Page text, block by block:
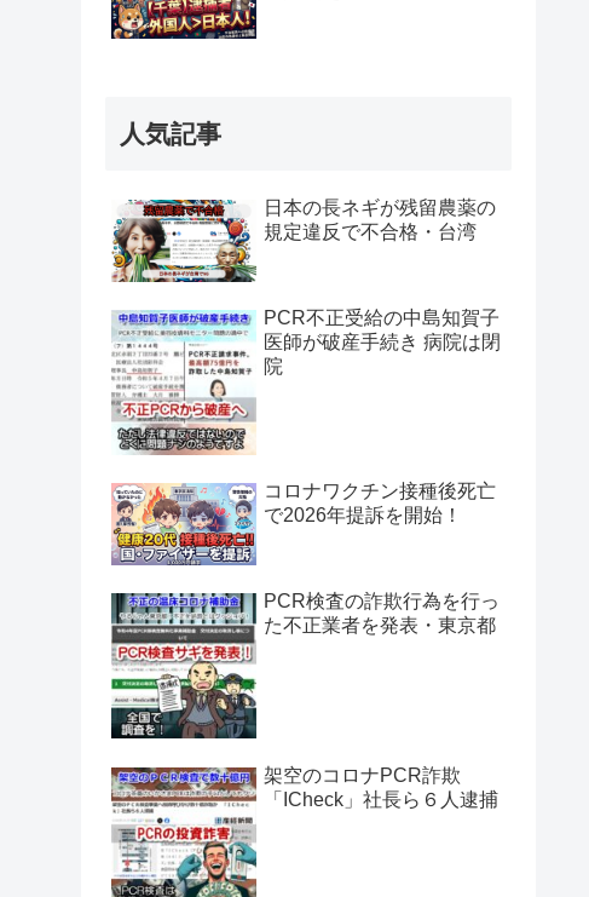
人気記事
日本の長ネギが残留農薬の
規定違反で不合格・台湾
PCR不正受給の中島知賀子
医師が破産手続き 病院は閉
院
コロナワクチン接種後死亡
で2026年提訴を開始！
PCR検査の詐欺行為を行っ
た不正業者を発表・東京都
架空のコロナPCR詐欺
「ICheck」社長ら６人逮捕